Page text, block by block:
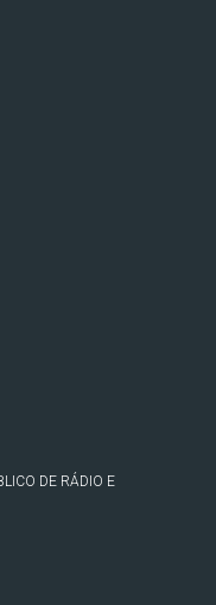
DE RÁDIO E